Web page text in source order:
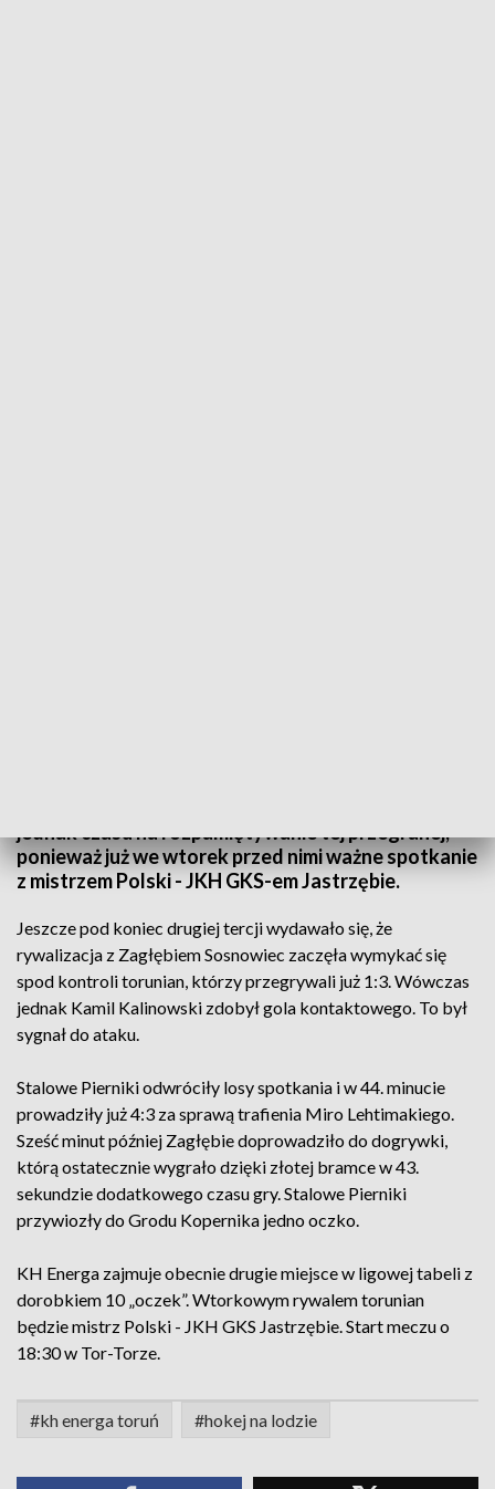
jednak czasu na rozpamiętywanie tej przegranej,
ponieważ już we wtorek przed nimi ważne spotkanie
z mistrzem Polski - JKH GKS-em Jastrzębie.
Jeszcze pod koniec drugiej tercji wydawało się, że
rywalizacja z Zagłębiem Sosnowiec zaczęła wymykać się
spod kontroli torunian, którzy przegrywali już 1:3. Wówczas
jednak Kamil Kalinowski zdobył gola kontaktowego. To był
sygnał do ataku.
Stalowe Pierniki odwróciły losy spotkania i w 44. minucie
prowadziły już 4:3 za sprawą trafienia Miro Lehtimakiego.
Sześć minut później Zagłębie doprowadziło do dogrywki,
którą ostatecznie wygrało dzięki złotej bramce w 43.
sekundzie dodatkowego czasu gry. Stalowe Pierniki
przywiozły do Grodu Kopernika jedno oczko.
KH Energa zajmuje obecnie drugie miejsce w ligowej tabeli z
dorobkiem 10 „oczek”. Wtorkowym rywalem torunian
będzie mistrz Polski - JKH GKS Jastrzębie. Start meczu o
18:30 w Tor-Torze.
#kh energa toruń #hokej na lodzie